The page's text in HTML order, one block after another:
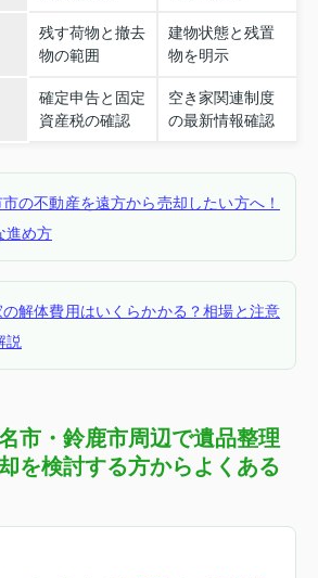
残す荷物と撤去
物の範囲
建物状態と残置
物を明示
確定申告と固定
資産税の確認
空き家関連制度
の最新情報確認
の不動産を遠方から売却したい方へ！
進め方
の解体費用はいくらかかる？相場と注意
説
市・鈴鹿市周辺で遺品整理
を検討する方からよくある